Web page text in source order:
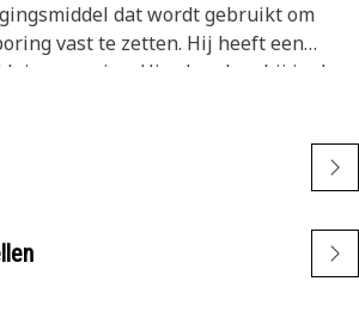
dat wordt gebruikt om
vast te zetten. Hij heeft een
opening. Hierdoor kan hij in de
geplaatst met behulp van een
hij druk uit tegen de zijkanten van
stevig wordt vastgezet.
krachten en bedrijfsomstandigheden.
en compatibiliteit.